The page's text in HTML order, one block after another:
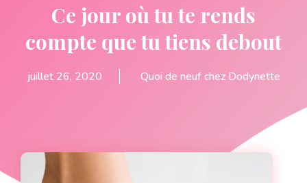
Ce jour où tu te rends
compte que tu tiens debout
juillet 26, 2020 Quoi de neuf chez Dodynette